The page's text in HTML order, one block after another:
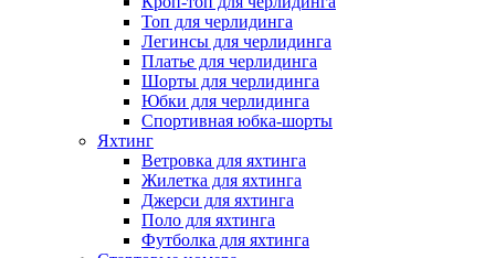
Топ для черлидинга
Легинсы для черлидинга
Платье для черлидинга
Шорты для черлидинга
Юбки для черлидинга
Спортивная юбка-шорты
Яхтинг
Ветровка для яхтинга
Жилетка для яхтинга
Джерси для яхтинга
Поло для яхтинга
Футболка для яхтинга